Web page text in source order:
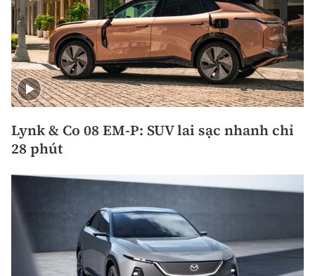
Lynk & Co 08 EM-P: SUV lai sạc nhanh chỉ
28 phút